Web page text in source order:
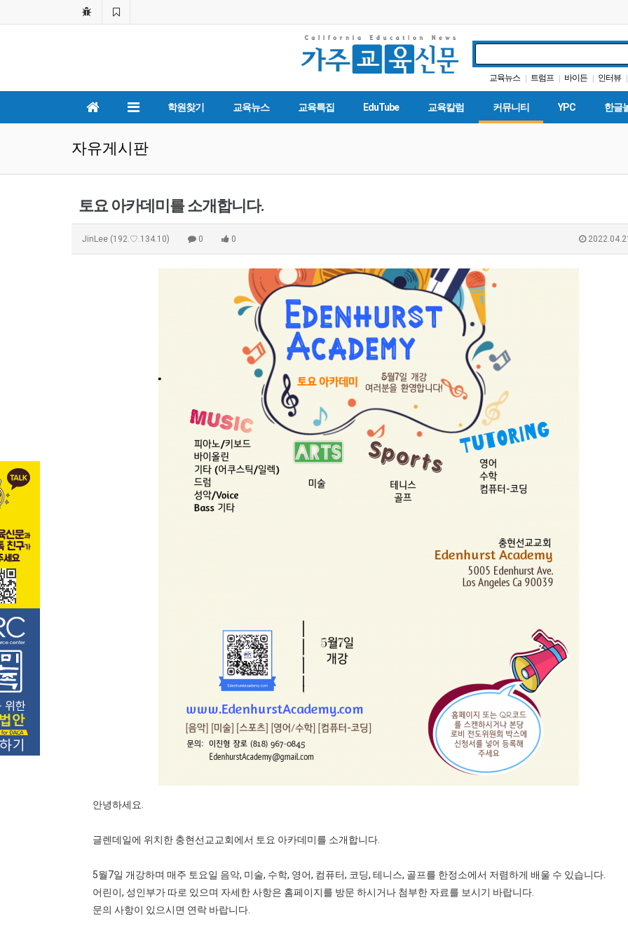
교육뉴스 | 트럼프 | 바이든 | 인터뷰 |
| 학교급식 | 대학원 | SAT |
학원찾기 교육뉴스 교육특집 EduTube 교육칼럼 커뮤니티 YPC 한글
자유게시판
토요 아카데미를 소개합니다.
JinLee (192.♡.134.10) 0 0
안녕하세요.
글렌데일에 위치한 충현선교교회에서 토요 아카데미를 소개합니다.
5월7일 개강하며 매주 토요일 음악, 미술, 수학, 영어, 컴퓨터, 코딩, 테니스, 골프를 한정소에서 저렴하게 배울 수 있습니다.
어린이, 성인부가 따로 있으며 자세한 사항은 홈페이지를 방문 하시거나 첨부한 자료를 보시기 바랍니다.
문의 사항이 있으시면 연락 바랍니다.